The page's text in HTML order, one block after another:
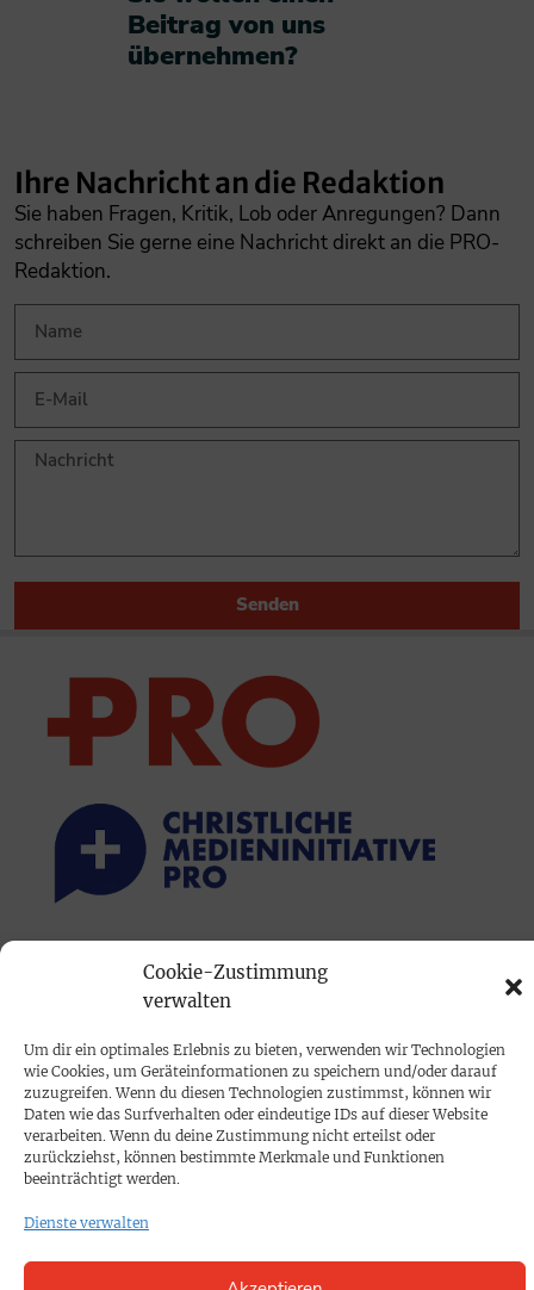
Cookie-Zustimmung
verwalten
Um dir ein optimales Erlebnis zu bieten, verwenden wir Technologien
wie Cookies, um Geräteinformationen zu speichern und/oder darauf
zuzugreifen. Wenn du diesen Technologien zustimmst, können wir
Daten wie das Surfverhalten oder eindeutige IDs auf dieser Website
verarbeiten. Wenn du deine Zustimmung nicht erteilst oder
zurückziehst, können bestimmte Merkmale und Funktionen
beeinträchtigt werden.
Dienste verwalten
Beitrag von uns
übernehmen?​
Ihre Nachricht an die Redaktion
Sie haben Fragen, Kritik, Lob oder Anregungen? Dann
schreiben Sie gerne eine Nachricht direkt an die PRO-
Redaktion.
Senden
PRINTAUSGABE
Mediadaten
PROKOMPAKT
Impressum
SPENDEN
Datenschutz